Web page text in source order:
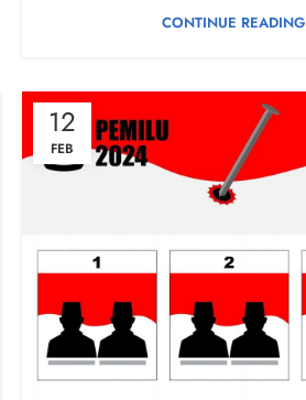
CONTINUE READING
12
FEB